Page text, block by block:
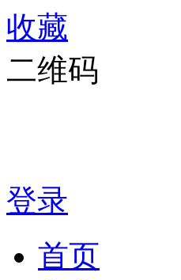
收藏
二维码
登录
首页